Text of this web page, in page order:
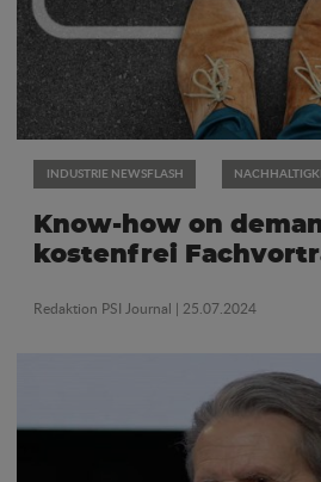
INDUSTRIE NEWSFLASH
Know-how on
kostenfrei
Redaktion PSI Journal | 25.07.2024